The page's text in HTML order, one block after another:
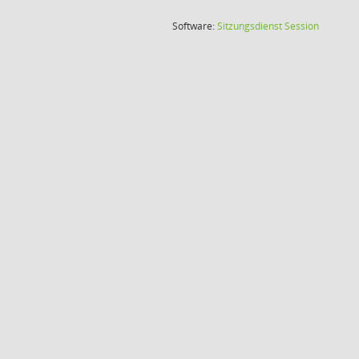
Software:SitzungsdienstSession(Wird in